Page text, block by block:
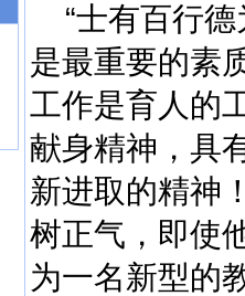
“士有百行德
是最重要的素
工作是育人的
献身精神，具
新进取的精神
树正气，即使
为一名新型的